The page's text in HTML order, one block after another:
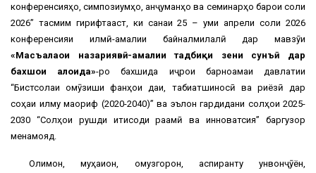
конференсияҳо, симпозиумҳо, анҷуманҳо ва семинарҳо барои соли
2026” тасмим гирифтааст, ки санаи 25 – уми апрели соли 2026
конференсияи илмӣ-амалии байналмилалӣ дар мавзӯи
«Масъалаҳои назариявӣ-амалии тадбиқи зеҳни сунъӣ дар
бахшҳои алоҳида»-ро бахшида иҷрои барноамаи давлатии
“Бистсолаи омӯзиши фанҳои дақиқ, табиатшиносӣ ва риёзӣ дар
соҳаи илму маориф (2020-2040)” ва эълон гардидани солҳои 2025-
2030 “Солҳои рушди иқтисоди рақамӣ ва инноватсия” баргузор
менамояд.
Олимон, муҳақиқон, омузгорон, аспиранту унвонҷӯён,